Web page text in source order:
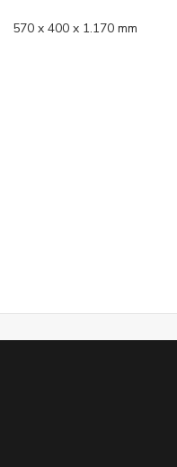
570 x 400 x 1.170 mm